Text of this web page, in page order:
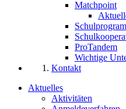
Matchpoint
ProTandem
Wichtige
Kontakt
Aktuelles
Aktivitäten